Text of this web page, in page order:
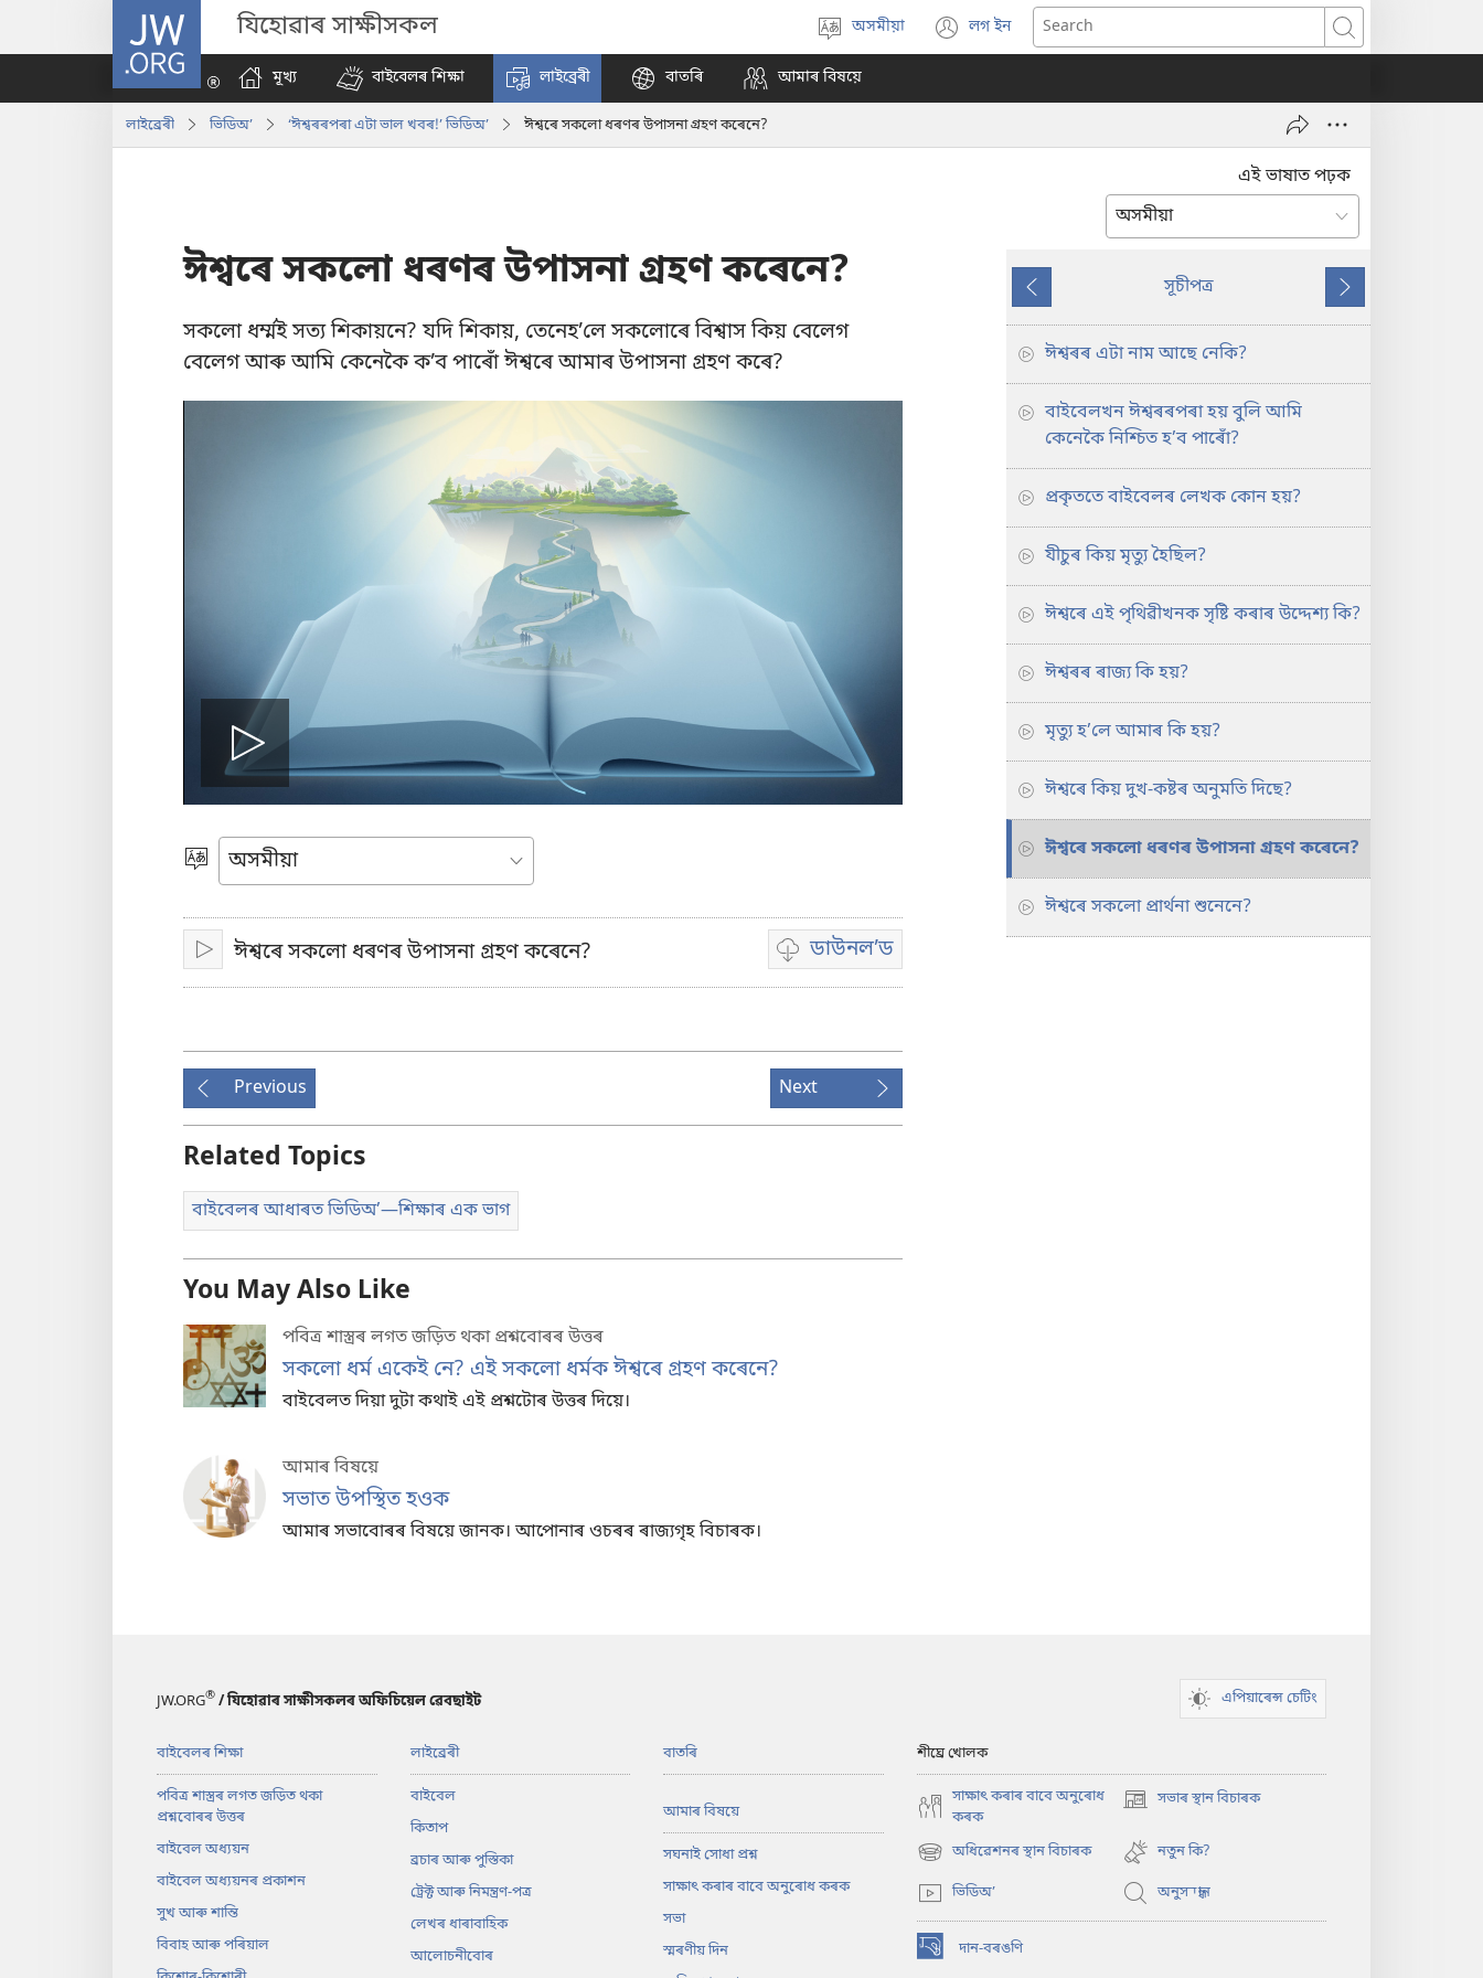
JW.ORG যিহোৱাৰ সাক্ষীসকল
Select
language
অসমীয়া লগ ইন
(opens
new
Search
মূখ্য
বাইবেলৰ শিক্ষা লাইব্ৰেৰী বাতৰি আমাৰ বিষয়ে
লাইব্ৰেৰী ভিডিঅ’ ‘ঈশ্বৰৰপৰা এটা ভাল খবৰ!’ ভিডিঅ’ ঈশ্বৰে সকলো ধৰণৰ উপাসনা গ্ৰহণ কৰেনে?
এই ভাষাত পঢ়ক
ঈশ্বৰে সকলো ধৰণৰ উপাসনা গ্ৰহণ কৰেনে?
সকলো ধৰ্ম্মই সত্য শিকায়নে? যদি শিকায়, তেনেহ’লে সকলোৰে বিশ্বাস কিয় বেলেগ
বেলেগ আৰু আমি কেনেকৈ ক’ব পাৰোঁ ঈশ্বৰে আমাৰ উপাসনা গ্ৰহণ কৰে?
Play
video
Choose
Language
Playঈশ্বৰে সকলো ধৰণৰ উপাসনা গ্ৰহণ কৰেনে? ডাউনল’ড
Video
download
Previous Next
Related Topics
বাইবেলৰ আধাৰত ভিডিঅ’—শিক্ষাৰ এক ভাগ
You May Also Like
পবিত্ৰ শাস্ত্ৰৰ লগত জড়িত থকা প্ৰশ্নবোৰৰ উত্তৰ
সকলো ধৰ্ম একেই নে? এই সকলো ধৰ্মক ঈশ্বৰে গ্ৰহণ কৰেনে?
বাইবেলত দিয়া দুটা কথাই এই প্ৰশ্নটোৰ উত্তৰ দিয়ে।
আমাৰ বিষয়ে
সভাত উপস্থিত হওক
আমাৰ সভাবোৰৰ বিষয়ে জানক। আপোনাৰ ওচৰৰ ৰাজ্যগৃহ বিচাৰক।
Previous
সূচীপত্র
Next
ঈশ্বৰৰ এটা নাম আছে নেকি?
বাইবেলখন ঈশ্বৰৰপৰা হয় বুলি আমি
কেনেকৈ নিশ্চিত হ’ব পাৰোঁ?
প্ৰকৃততে বাইবেলৰ লেখক কোন হয়?
যীচুৰ কিয় মৃত্যু হৈছিল?
ঈশ্বৰে এই পৃথিৱীখনক সৃষ্টি কৰাৰ উদ্দেশ্য কি?
ঈশ্বৰৰ ৰাজ্য কি হয়?
মৃত্যু হ’লে আমাৰ কি হয়?
ঈশ্বৰে কিয় দুখ-কষ্টৰ অনুমতি দিছে?
ঈশ্বৰে সকলো ধৰণৰ উপাসনা গ্ৰহণ কৰেনে?
ঈশ্বৰে সকলো প্ৰাৰ্থনা শুনেনে?
JW.ORG® / যিহোৱাৰ সাক্ষীসকলৰ অফিচিয়েল ৱেবছাইট এপিয়াৰেন্স চেটিং
বাইবেলৰ শিক্ষা
পবিত্ৰ শাস্ত্ৰৰ লগত জড়িত থকা
প্ৰশ্নবোৰৰ উত্তৰ
বাইবেল অধ্যয়ন
বাইবেল অধ্যয়নৰ প্ৰকাশন
সুখ আৰু শান্তি
বিবাহ আৰু পৰিয়াল
লাইব্ৰেৰী
বাইবেল
কিতাপ
ব্ৰচাৰ আৰু পুস্তিকা
ট্ৰেক্ট আৰু নিমন্ত্ৰণ-পত্ৰ
লেখৰ ধাৰাবাহিক
আলোচনীবোৰ
বাতৰি
আমাৰ বিষয়ে
সঘনাই সোধা প্ৰশ্ন
সাক্ষাৎ কৰাৰ বাবে অনুৰোধ কৰক
সভা
স্মৰণীয় দিন
শীঘ্ৰে খোলক
সাক্ষাৎ কৰাৰ বাবে অনুৰোধ
কৰক
সভাৰ স্থান বিচাৰক
(opens
window)
অধিৱেশনৰ স্থান বিচাৰক
(opens
new
window)
নতুন কি?
ভিডিঅ’ অনুসন্ধান
দান-বৰঙণি
(opens